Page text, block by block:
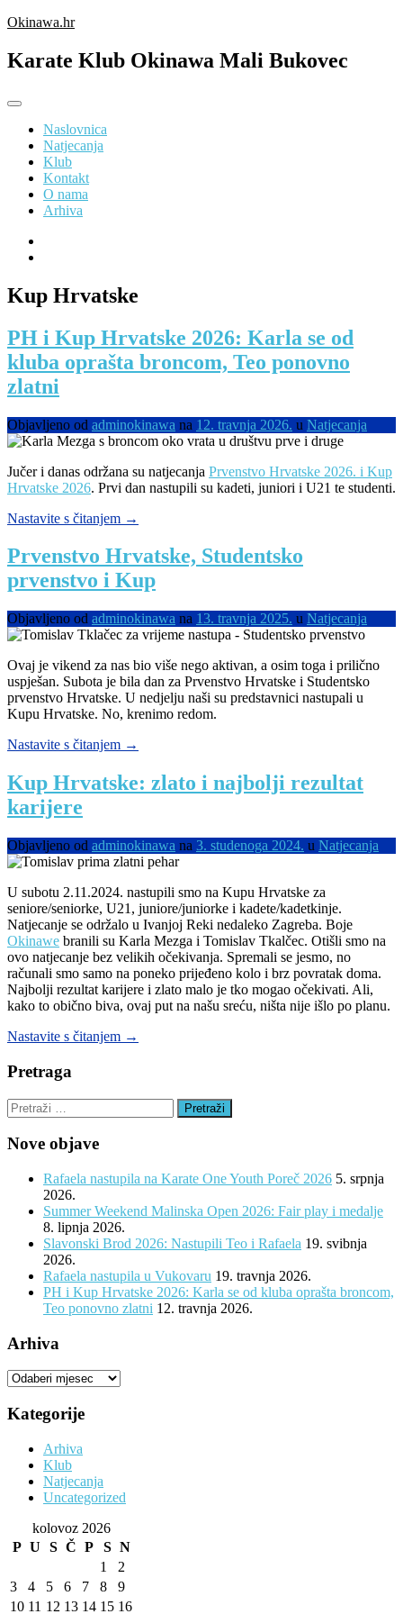
Preskoči
sadržaj
Okinawa.hr
Karate Klub Okinawa Mali Bukovec
Naslovnica
Natjecanja
Klub
Kontakt
O nama
Arhiva
Kup Hrvatske
PH i Kup Hrvatske 2026: Karla se od
kluba oprašta broncom, Teo ponovno
zlatni
Objavljeno od adminokinawa na 12. travnja 2026. u Natjecanja
Jučer i danas održana su natjecanja Prvenstvo Hrvatske 2026. i Kup
Hrvatske 2026. Prvi dan nastupili su kadeti, juniori i U21 te studenti.
Nastavite s čitanjem “PH
Kup
Hrvatske
2026:
se
od
oprašta
broncom,
Teo
ponovno
→
Prvenstvo Hrvatske, Studentsko
prvenstvo i Kup
Objavljeno od adminokinawa na 13. travnja 2025. u Natjecanja
Ovaj je vikend za nas bio više nego aktivan, a osim toga i prilično
uspješan. Subota je bila dan za Prvenstvo Hrvatske i Studentsko
prvenstvo Hrvatske. U nedjelju naši su predstavnici nastupali u
Kupu Hrvatske. No, krenimo redom.
Nastavite s čitanjem “Prvenstvo
Studentsko
prvenstvo
→
Kup Hrvatske: zlato i najbolji rezultat
karijere
Objavljeno od adminokinawa na 3. studenoga 2024. u Natjecanja
U subotu 2.11.2024. nastupili smo na Kupu Hrvatske za
seniore/seniorke, U21, juniore/juniorke i kadete/kadetkinje.
Natjecanje se održalo u Ivanjoj Reki nedaleko Zagreba. Boje
Okinawe branili su Karla Mezga i Tomislav Tkalčec. Otišli smo na
ovo natjecanje bez velikih očekivanja. Spremali se jesmo, no
računali smo samo na poneko prijeđeno kolo i brz povratak doma.
Najbolji rezultat karijere i zlato malo je tko mogao očekivati. Ali,
kako to obično biva, ovaj put na našu sreću, ništa nije išlo po planu.
Nastavite s čitanjem “Kup
najbolji
rezultat
→
Pretraga
Pretraži:
Nove objave
Rafaela nastupila na Karate One Youth Poreč 2026 5. srpnja
2026.
Summer Weekend Malinska Open 2026: Fair play i medalje
8. lipnja 2026.
Slavonski Brod 2026: Nastupili Teo i Rafaela 19. svibnja
2026.
Rafaela nastupila u Vukovaru 19. travnja 2026.
PH i Kup Hrvatske 2026: Karla se od kluba oprašta broncom,
Teo ponovno zlatni 12. travnja 2026.
Arhiva
Arhiva
Kategorije
Arhiva
Klub
Natjecanja
Uncategorized
kolovoz 2026
P U S Č P S N
1
2
3
4 5 6 7 8
9
10 11 12 13 14 15 16